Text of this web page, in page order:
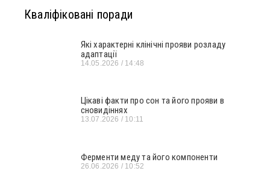
Кваліфіковані поради
Які характерні клінічні прояви розладу
адаптації
14.05.2026 14:48
Цікаві факти про сон та його прояви в
сновидіннях
13.07.2026 10:11
Ферменти меду та його компоненти
26.06.2026 10:52